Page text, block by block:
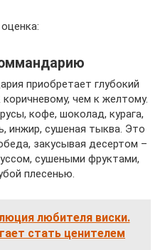
приобретает глубокий
чем к желтому.
кофе, шоколад, курага,
инжир, сушеная тыква. Это
закусывая десертом –
сушеными фруктами,
плесенью.
любителя виски.
стать ценителем